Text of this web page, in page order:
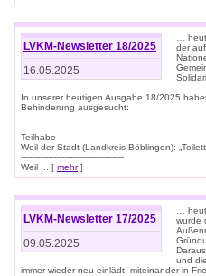
LVKM-Newsletter 18/2025
16.05.2025
…
der
In unserer heutigen Ausgabe 18/2025
Behinderung ausgesucht:
Teilhabe
Weil der Stadt (Landkreis Böblingen):
--------------------------------------
Weil ... [ mehr]
LVKM-Newsletter 17/2025
09.05.2025
…
wurde
und
immer wieder neu einlädt, miteinander in